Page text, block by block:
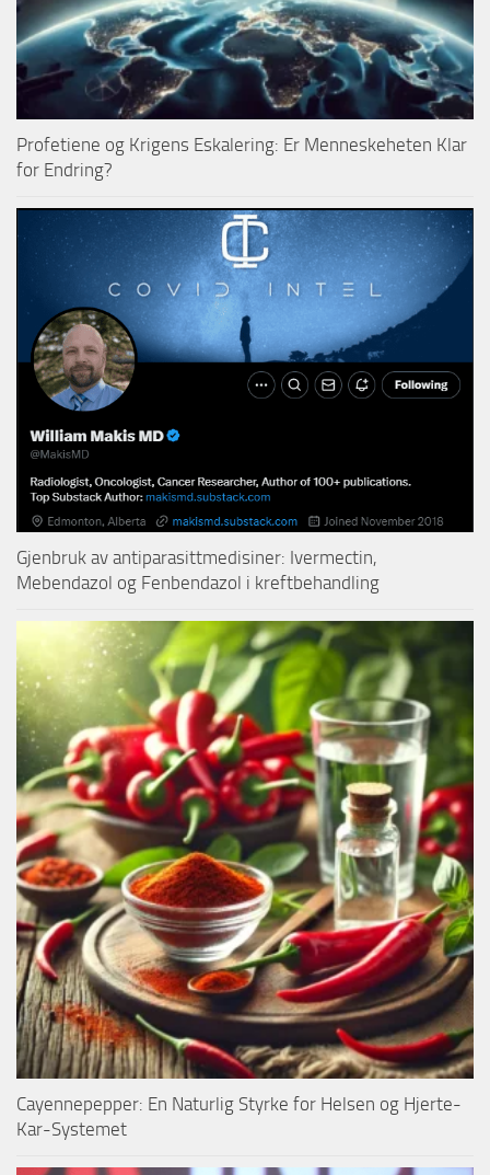
Profetiene og Krigens Eskalering: Er Menneskeheten Klar
for Endring?
Gjenbruk av antiparasittmedisiner: Ivermectin,
Mebendazol og Fenbendazol i kreftbehandling
Cayennepepper: En Naturlig Styrke for Helsen og Hjerte-
Kar-Systemet